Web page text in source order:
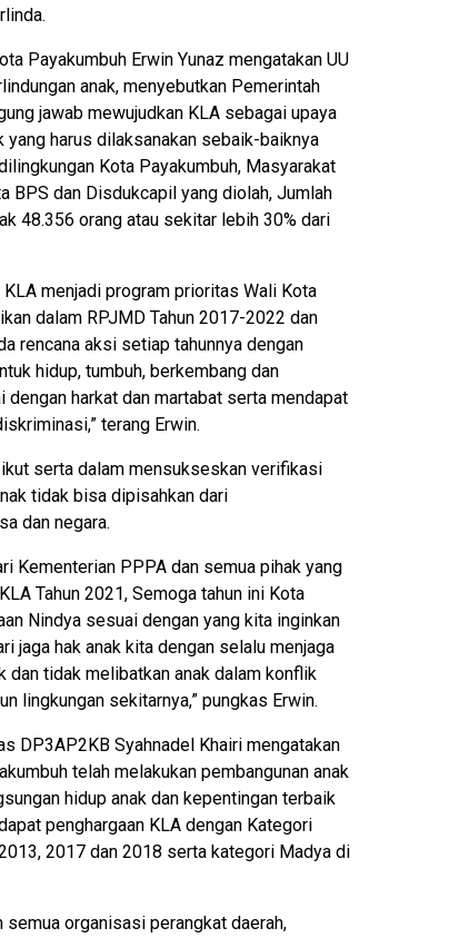
Payakumbuh Erwin Yunaz mengatakan UU
anak, menyebutkan Pemerintah
jawab mewujudkan KLA sebagai upaya
yang harus dilaksanakan sebaik-baiknya
Kota Payakumbuh, Masyarakat
BPS dan Disdukcapil yang diolah, Jumlah
48.356 orang atau sekitar lebih 30% dari
menjadi program prioritas Wali Kota
dalam RPJMD Tahun 2017-2022 dan
rencana aksi setiap tahunnya dengan
hidup, tumbuh, berkembang dan
harkat dan martabat serta mendapat
terang Erwin.
serta dalam mensukseskan verifikasi
tidak bisa dipisahkan dari
dan negara.
Kementerian PPPA dan semua pihak yang
Tahun 2021, Semoga tahun ini Kota
Nindya sesuai dengan yang kita inginkan
jaga hak anak kita dengan selalu menjaga
dan tidak melibatkan anak dalam konflik
lingkungan sekitarnya,” pungkas Erwin.
DP3AP2KB Syahnadel Khairi mengatakan
telah melakukan pembangunan anak
hidup anak dan kepentingan terbaik
penghargaan KLA dengan Kategori
2017 dan 2018 serta kategori Madya di
organisasi perangkat daerah,